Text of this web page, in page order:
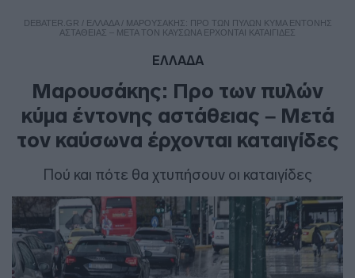
DEBATER.GR / ΕΛΛΑΔΑ/ ΜΑΡΟΥΣΆΚΗΣ: ΠΡΟ ΤΩΝ ΠΥΛΏΝ ΚΎΜΑ ΈΝΤΟΝΗΣ
ΑΣΤΆΘΕΙΑΣ – ΜΕΤΆ ΤΟΝ ΚΑΎΣΩΝΑ ΈΡΧΟΝΤΑΙ ΚΑΤΑΙΓΊΔΕΣ
ΕΛΛΑΔΑ
Μαρουσάκης: Προ των πυλών
κύμα έντονης αστάθειας – Μετά
τον καύσωνα έρχονται καταιγίδες
Πού και πότε θα χτυπήσουν οι καταιγίδες